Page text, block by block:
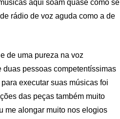
aqui soam quase como se
rádio de voz aguda como a de
de uma pureza na voz
pessoas competentíssimas
executar suas músicas foi
das peças também muito
me alongar muito nos elogios